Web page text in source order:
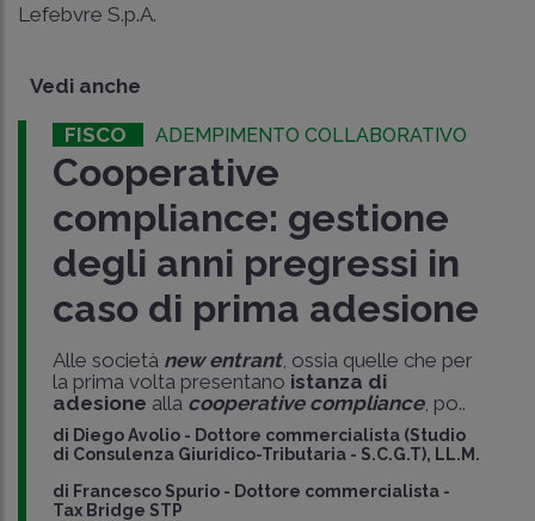
Lefebvre S.p.A.
Vedi anche
FISCO ADEMPIMENTO COLLABORATIVO
Cooperative
compliance: gestione
degli anni pregressi in
caso di prima adesione
Alle società new entrant, ossia quelle che per
la prima volta presentano istanza di
adesione alla cooperative compliance, po..
di Diego Avolio - Dottore commercialista (Studio
di Consulenza Giuridico-Tributaria - S.C.G.T), LL.M.
di Francesco Spurio - Dottore commercialista -
Tax Bridge STP